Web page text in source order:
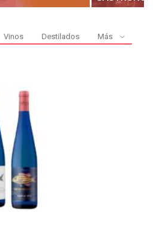
Vinos Destilados Más